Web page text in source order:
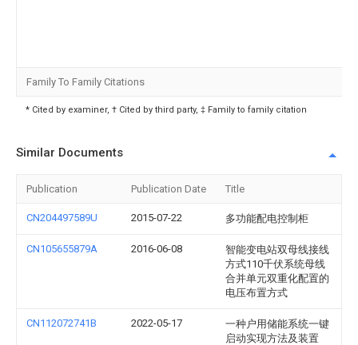
Family To Family Citations
* Cited by examiner, † Cited by third party, ‡ Family to family citation
Similar Documents
Publication Publication Date Title
CN204497589U 2015-07-22 多功能配电控制柜
CN105655879A 2016-06-08
智能变电站双母线接线
方式110千伏系统母线
合并单元双重化配置的
电压布置方式
CN112072741B 2022-05-17
一种户用储能系统一键
启动实现方法及装置